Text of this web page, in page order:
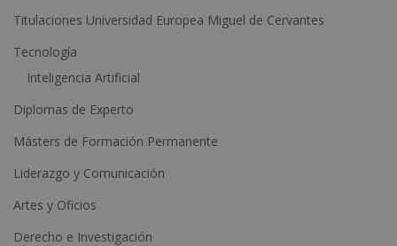
e
Titulaciones Universidad Europea Miguel de Cervantes
Tecnología
Inteligencia Artificial
Diplomas de Experto
Másters de Formación Permanente
Liderazgo y Comunicación
Artes y Oficios
Derecho e Investigación